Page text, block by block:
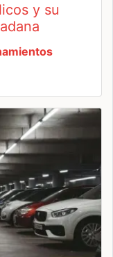
y su